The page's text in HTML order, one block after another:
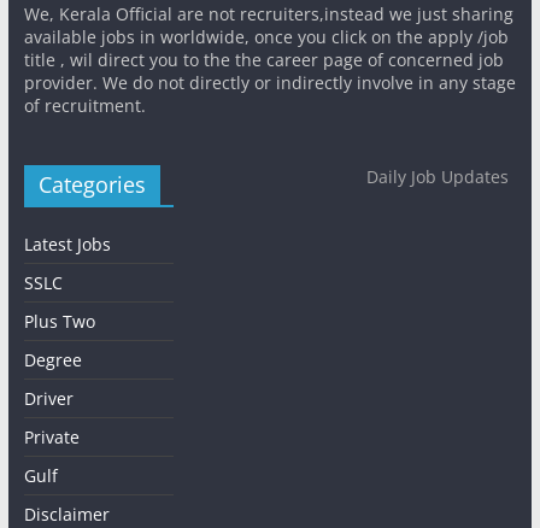
We, Kerala Official are not recruiters,instead we just sharing
available jobs in worldwide, once you click on the apply /job
title , wil direct you to the the career page of concerned job
provider. We do not directly or indirectly involve in any stage
of recruitment.
Categories
Latest Jobs
SSLC
Plus Two
Degree
Driver
Private
Gulf
Disclaimer
Daily Job Updates